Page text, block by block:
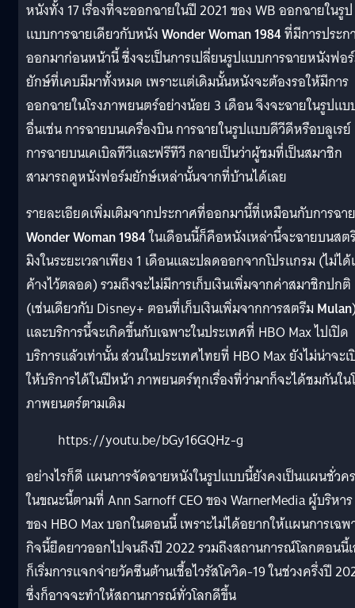
หนังทั้ง 17 เรื่องที่จะออกฉายในปี 2021 ของ WB ออกฉายในรูป
แบบการฉายเดียวกับหนังWonder Woman 1984ที่มีการประก
ออกมาก่อนหน้านี้ ซึ่งจะเป็นการเปลี่ยนรูปแบบการฉายหนังฟอ
ยักษ์ที่เคบมีมาทั้งหมด เพราะแต่เดิมนั้นหนังจะต้องรอให้มีการ
ออกฉายในโรงภาพยนตร์อย่างน้อย 3 เดือน จึงจะฉายในรูปแบ
อื่นเช่น การฉายบนเครื่องบิน การฉายในรูปแบบดีวีดีหรือบลูเรย์
การฉายบนเคเบิลทีวีและฟรีทีวี กลายเป็นว่าผู้ชมที่เป็นสมาชิก
สามารถดูหนังฟอร์มยักษ์เหล่านั้นจากที่บ้านได้เลย
รายละเอียดเพิ่มเติมจากประกาศที่ออกมานี้ที่เหมือนกับการฉาย
Wonder Woman 1984ในเดือนนี้ก็คือหนังเหล่านี้จะฉายบนสต
มิงในระยะเวลาเพียง 1 เดือนและปลดออกจากโปรแกรม (ไม่ไ
ค้างไว้ตลอด) รวมถึงจะไม่มีการเก็บเงินเพิ่มจากค่าสมาชิกปกติ
(เช่นเดียวกับ Disney+ ตอนที่เก็บเงินเพิ่มจากการสตรีม Mulan
และบริการนี้จะเกิดขึ้นกับเฉพาะในประเทศที่ HBO Max ไปเปิด
บริการแล้วเท่านั้น ส่วนในประเทศไทยที่ HBO Max ยังไม่น่าจะ
ให้บริการได้ในปีหน้า ภาพยนตร์ทุกเรื่องที่ว่ามาก็จะได้ชมกันใน
ภาพยนตร์ตามเดิม
https://youtu.be/bGy16GQHz-g
อย่างไรก็ดี แผนการจัดฉายหนังในรูปแบบนี้ยังคงเป็นแผนชั่วค
ในขณะนี้ตามที่ Ann Sarnoff CEO ของ WarnerMedia ผู้บริหาร
ของ HBO Max บอกในตอนนี้ เพราะไม่ได้อยากให้แผนการเฉพ
กิจนี้ยืดยาวออกไปจนถึงปี 2022 รวมถึงสถานการณ์โลกตอนนี้
ก็เริ่มการแจกจ่ายวัคซีนต้านเชื้อไวรัสโควิด-19 ในช่วงครึ่งปี
ซึ่งก็อาจจะทำให้สถานการณ์ทั่วโลกดีขึ้น